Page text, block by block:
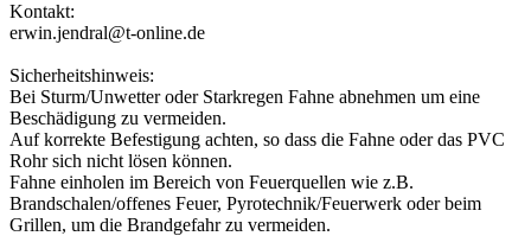
Kontakt:
erwin.jendral@t-online.de
Sicherheitshinweis:
Bei Sturm/Unwetter oder Starkregen Fahne abnehmen um eine
Beschädigung zu vermeiden.
Auf korrekte Befestigung achten, so dass die Fahne oder das PVC
Rohr sich nicht lösen können.
Fahne einholen im Bereich von Feuerquellen wie z.B.
Brandschalen/offenes Feuer, Pyrotechnik/Feuerwerk oder beim
Grillen, um die Brandgefahr zu vermeiden.